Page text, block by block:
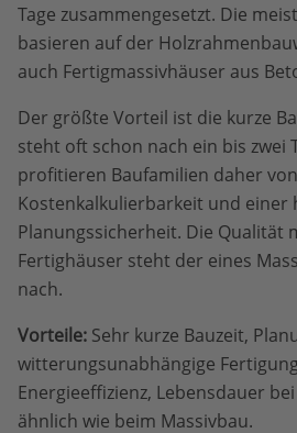
Tage zusammengesetzt. Die
basieren auf der
auch Fertigmassivhäuser aus
Der größte Vorteil ist die kurze
steht oft schon nach ein bis zwei
profitieren Baufamilien daher
Kostenkalkulierbarkeit und einer
Planungssicherheit. Die Qualität
Fertighäuser steht der eines
nach.
Vorteile: Sehr kurze Bauzeit,
witterungsunabhängige
Energieeffizienz, Lebensdauer
ähnlich wie beim Massivbau.